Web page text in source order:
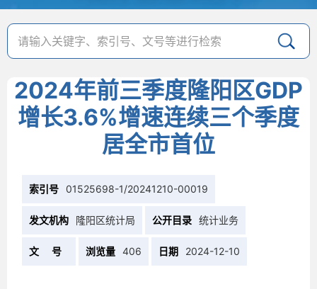
2024年前三季度隆阳区GDP
增长3.6%增速连续三个季度
居全市首位
索引号 01525698-1/20241210-00019
发文机构 隆阳区统计局 公开目录 统计业务
文 号 浏览量 406 日期 2024-12-10